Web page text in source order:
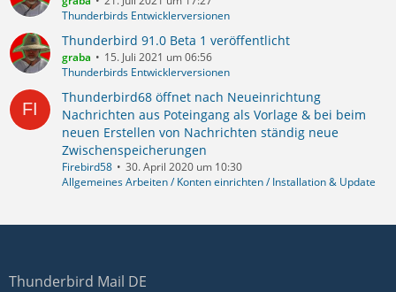
Thunderbirds Entwicklerversionen
Thunderbird 91.0 Beta 1 veröffentlicht
graba
15. Juli 2021 um 06:56
Thunderbirds Entwicklerversionen
Thunderbird68 öffnet nach Neueinrichtung
Nachrichten aus Poteingang als Vorlage & bei beim
neuen Erstellen von Nachrichten ständig neue
Zwischenspeicherungen
Firebird58
30. April 2020 um 10:30
Allgemeines Arbeiten / Konten einrichten / Installation & Update
Thunderbird Mail DE